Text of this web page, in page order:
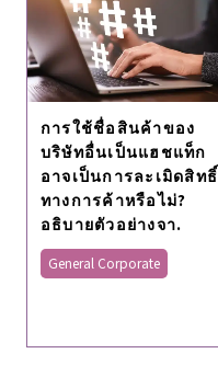
การใช้ชื่อสินค้าของ
บริษัทอื่นเป็นแฮชแท็ก
อาจเป็นการละเมิดสิทธิ์
ทางการค้าหรือไม่?
อธิบายตัวอย่างจา.
General Corporate